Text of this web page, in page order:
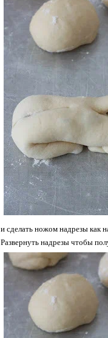
и сделать ножом надрезы как
Развернуть надрезы чтобы